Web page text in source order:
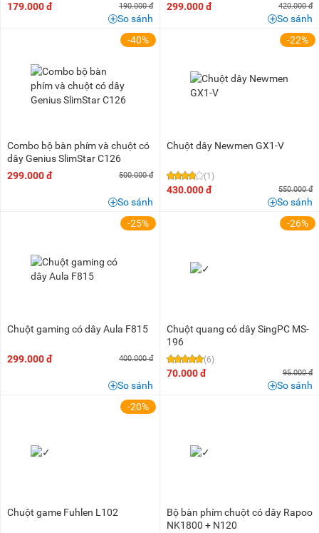
179.000 đ 190.000 đ
So sánh
299.000 đ 420.000 đ
So sánh
-40%
Combo bộ bàn phím và chuột có
dây Genius SlimStar C126
299.000 đ
500.000 đ
So sánh
-22%
Chuột dây Newmen GX1-V
(1)
430.000 đ 550.000 đ
So sánh
-25%
Chuột gaming có dây Aula F815
299.000 đ 400.000 đ
So sánh
-26%
Chuột quang có dây SingPC MS-
196
(6)
70.000 đ 95.000 đ
So sánh
-20%
Chuột game Fuhlen L102
Bộ bàn phím chuột có dây Rapoo
NK1800 + N120